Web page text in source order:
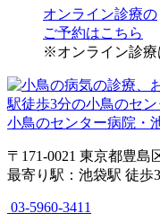
オンライン診療の
ご予約はこちら
※オンライン診療
小鳥のセンター病院・
〒171-0021 東京都豊島
最寄り駅：池袋駅 徒歩
03-5960-3411